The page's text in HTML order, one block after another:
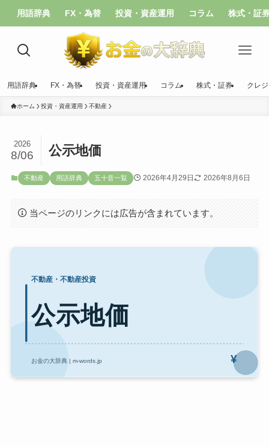
用語辞典 FX・為替 投資・資産運用 コラム 株式・証
用語辞典 FX・為替 投資・資産運用 コラム 株式・証券 クレ
ホーム 投資・資産運用 不動産
公示地価
2026
8/06
不動産 用語辞典 五十音一覧 2026年4月29日 2026年8月6日
当ページのリンクには広告が含まれています。